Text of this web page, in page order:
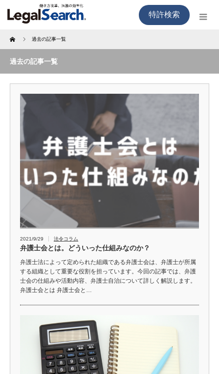
特許検索
Home 過去の記事一覧
過去の記事一覧
2021/9/29 法令コラム
弁護士会とは。どういった仕組みなのか？
弁護士法によって定められた組織である弁護士会は、弁護士が所属
する組織として重要な役割を担っています。今回の記事では、弁護
士会の仕組みや活動内容、弁護士自治について詳しく解説します。
弁護士会とは 弁護士会と…